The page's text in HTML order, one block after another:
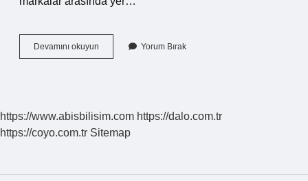
Devamını okuyun Dünyanın
En
Tl
Yorum Bırak
https://www.abisbilisim.com https://dalo.com.tr
https://coyo.com.tr Sitemap